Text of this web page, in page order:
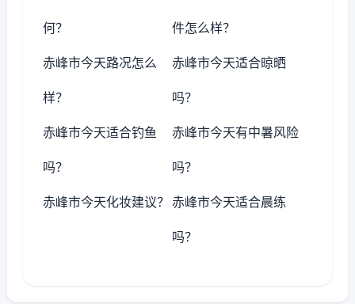
何？ 件怎么样？
赤峰市今天路况怎么
样？
赤峰市今天适合晾晒
吗？
赤峰市今天适合钓鱼
吗？
赤峰市今天有中暑风险
吗？
赤峰市今天化妆建议？ 赤峰市今天适合晨练
吗？